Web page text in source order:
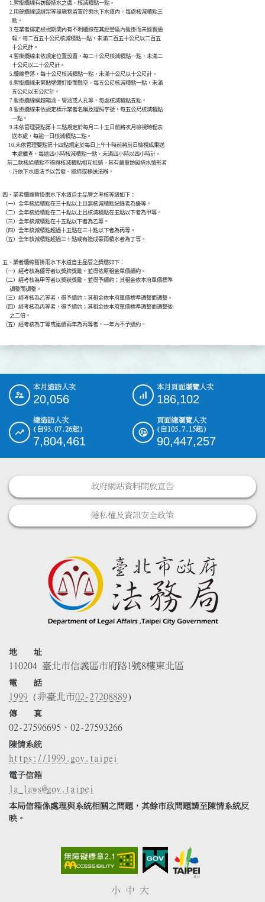
      1.暫掛纜線有妨礙排水之虞，核減積點一點。
      2.用餘纜線或線架等設施物留置於雨水下水道內，每處核減積點三
        點。
      3.在業者排定檢視期間內有不明纜線在其經營區內暫掛而未據實通
        報，每二百五十公尺核減積點一點，未滿二百五十公尺以二百五
        十公尺計。
      4.暫掛纜線未依規定位置設置，每二十公尺核減積點一點，未滿二
        十公尺以二十公尺計。
      5.纜線垂落，每十公尺核減積點一點，未滿十公尺以十公尺計。
      6.暫掛纜線未緊貼壁體釘掛而懸空，每五公尺核減積點一點，未滿
        五公尺以五公尺計。
      7.暫掛纜線橫越箱涵、管涵或人孔等，每處核減積點五點。
      8.暫掛纜線未依規定標示業者名稱及證照字號，每五公尺核減積點
        一點。
      9.未依管理要點第十三點規定於每月二十五日前將次月檢視時程表
        送本處，每逾一日核減積點二點。
     10.未依管理要點第十四點規定於每日上午十時前將前日檢視成果送
        本處備查，每逾四小時核減積點一點，未滿四小時以四小時計。
    前二款核給積點不得與核減積點相互抵銷。其有嚴重妨礙排水情形者
    ，乃依下水道法予以告發、取締或移送法辦。
四、業者纜線暫掛雨水下水道自主品管之考核等級如下：
（一）全年核給積點在三十點以上且無核減積點紀錄者為優等。
（二）全年核給積點在二十點以上且核減積點在五點以下者為甲等。
（三）全年核減積點在十五點以下者為乙等。
（四）全年核減積點超過十五點在三十點以下者為丙等。
（五）全年核減積點超過三十點或有造成豪雨積水者為丁等。
五、業者纜線暫掛雨水下水道自主品管之獎懲如下：
（一）經考核為優等者以獎牌獎勵，並得依原租金單價續約。
（二）經考核為甲等者以獎狀獎勵，並得予續約；其租金依本府單價標準
      調整而調整。
（三）經考核為乙等者，得予續約；其租金依本府單價標準調整而調整。
（四）經考核為丙等者，得予續約；其租金依本府單價標準調整而調整後
      之二倍。
（五）經考核為丁等或連續兩年為丙等者，一年內不予續約。
::: 本月造訪人次
20,056
本月頁面瀏覽人次
186,102
總造訪人次
(自93.07.26起)
7,804,461
頁面總瀏覽人次
(自105.7.15起)
90,447,257
政府網站資料開放宣告
隱私權及資訊安全政策
地 址
110204 臺北市信義區市府路1號8樓東北區
電 話
1999 (非臺北市02-27208889)
傳 真
02-27596695、02-27593266
陳情系統
https://1999.gov.taipei
電子信箱
la_laws@gov.taipei
本局信箱係處理與系統相關之問題，其餘市政問題請至陳情系統反
映。
小 中 大